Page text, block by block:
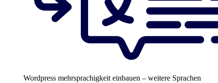
Wordpress mehrsprachigkeit einbauen – weitere Sprachen